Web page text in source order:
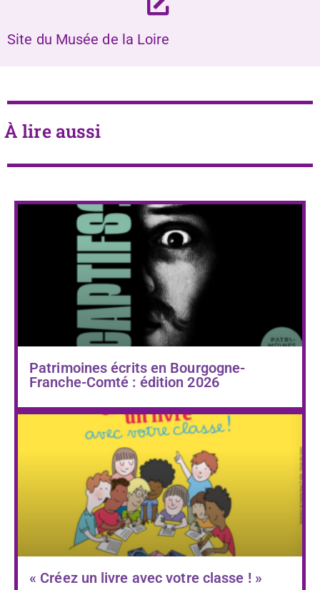
Site du Musée de la Loire
À lire aussi
Patrimoines écrits en Bourgogne-
Franche-Comté : édition 2026
« Créez un livre avec votre classe ! »